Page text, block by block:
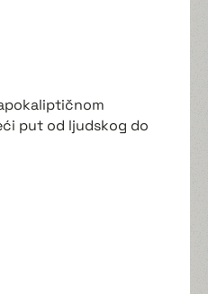
put od ljudskog do